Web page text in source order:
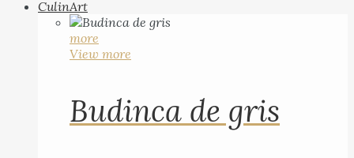
CulinArt
more
View more
Budinca de gris